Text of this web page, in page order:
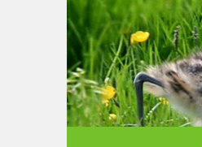
Skip
to
content